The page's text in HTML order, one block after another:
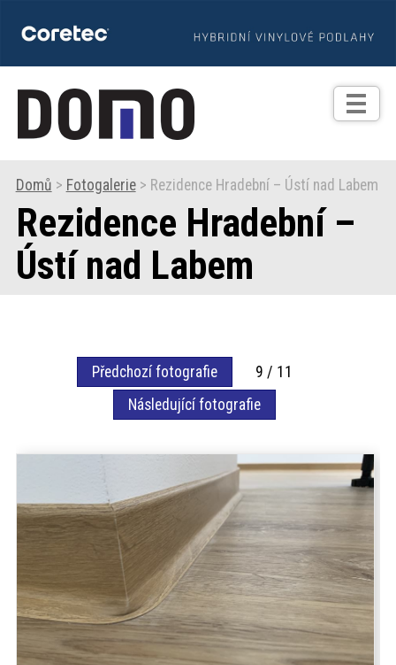
TIPY
Zprávy
Praxe
Fotogalerie
Prodejní
Kontakt
Domů > Fotogalerie> Rezidence Hradební – Ústí nad Labem
Rezidence Hradební –
Ústí nad Labem
Předchozí fotografie
9 / 11
Následující fotografie